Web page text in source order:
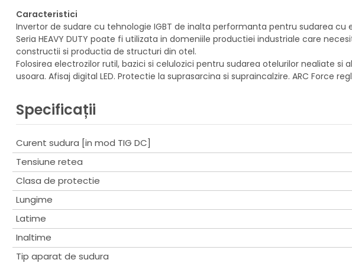
Caracteristici
Invertor de sudare cu tehnologie IGBT de inalta performanta pentru sudarea cu
Seria HEAVY DUTY poate fi utilizata in domeniile productiei industriale care
constructii si productia de structuri din otel.
Folosirea electrozilor rutil, bazici si celulozici pentru sudarea otelurilor nealiate
usoara. Afisaj digital LED. Protectie la suprasarcina si supraincalzire. ARC Force
Specificații
Curent sudura [in mod TIG DC]
Tensiune retea
Clasa de protectie
Lungime
Latime
Inaltime
Tip aparat de sudura